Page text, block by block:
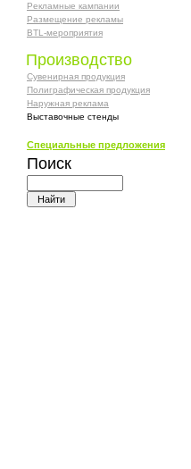
Рекламные кампании
Размещение рекламы
BTL-мероприятия
Производство
Сувенирная продукция
Полиграфическая продукция
Наружная реклама
Выставочные стенды
Специальные предложения
Поиск